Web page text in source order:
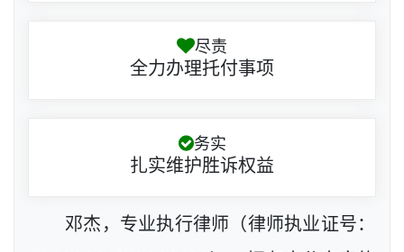
尽责
全力办理托付事项
务实
扎实维护胜诉权益
邓杰，专业执行律师（律师执业证号：